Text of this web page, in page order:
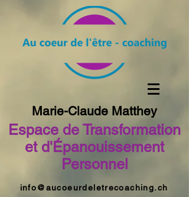
Marie-Claude Matthey
Espace de Transformation
et d'Épanouissement
Personnel
info@aucoeurdeletrecoaching.ch